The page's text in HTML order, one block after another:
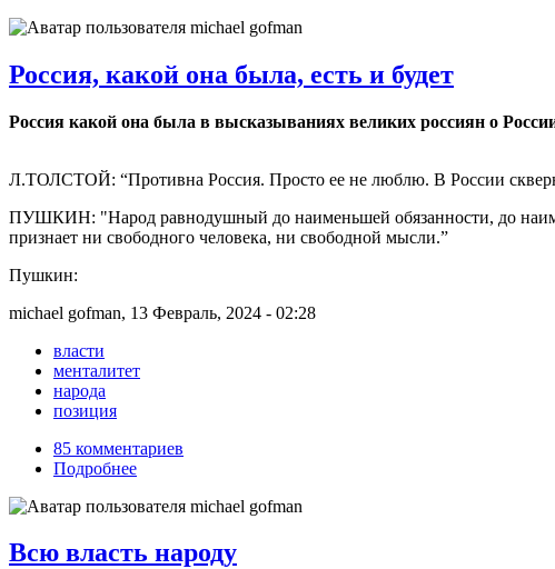
Россия, какой она была, есть и будет
Россия какой она была в высказываниях великих россиян о
Л.ТОЛСТОЙ: “Противна Россия. Просто ее не люблю. В России
ПУШКИН: "Народ равнодушный до наименьшей обязанности, до
признает ни свободного человека, ни свободной мысли.”
Пушкин:
michael gofman, 13 Февраль, 2024 - 02:28
власти
менталитет
народа
позиция
85 комментариев
Подробнее
Всю власть народу